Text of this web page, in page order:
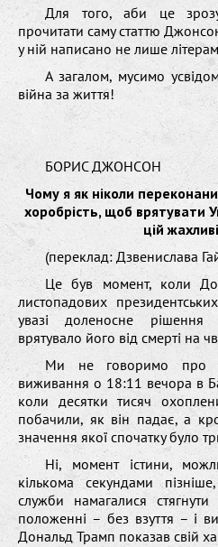
Для того, аби це
прочитати саму статтю
у ній написано не лише
А загалом, мусимо
війна за життя!
БОРИС ДЖОНСОН
Чому я як ніколи
хоробрість, щоб врятувати
цій
(переклад: Дзвенислава
Це був момент, коли
листопадових
увазі доленосне рішення
врятувало його від смерті на
Ми не говоримо про
виживання о 18:11 вечора в
коли десятки тисяч
побачили, як він падає, а
значення якої спочатку було
Ні, момент істини,
кількома секундами
служби намагалися
положенні – без взуття – і
Дональд Трамп показав свій